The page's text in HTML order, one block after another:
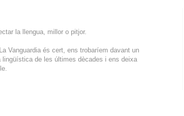
la llengua, millor o pitjor.
Vanguardia és cert, ens trobaríem davant un
de les últimes dècades i ens deixa